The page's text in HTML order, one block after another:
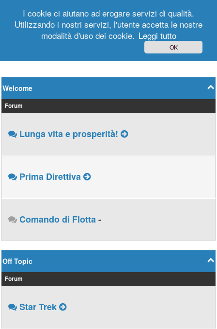
Registrati
Welcome
Forum
Lunga vita e prosperità!
Prima Direttiva
Comando di Flotta -
Off Topic
Forum
Star Trek
I cookie ci aiutano ad erogare servizi di qualità.
Utilizzando i nostri servizi, l'utente accetta le nostre
modalità d'uso dei cookie. Leggi tutto
OK